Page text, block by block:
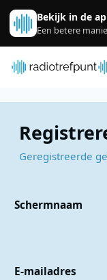
Spring naar bijdragen
Bekijk in de
Een betere
Geregistreerde
Schermnaam
E-mailadres